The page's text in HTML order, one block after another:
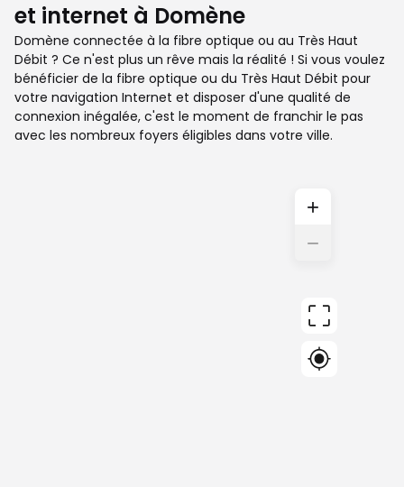
et internet à Domène
Domène connectée à la fibre optique ou au Très Haut
Débit ? Ce n'est plus un rêve mais la réalité ! Si vous voulez
bénéficier de la fibre optique ou du Très Haut Débit pour
votre navigation Internet et disposer d'une qualité de
connexion inégalée, c'est le moment de franchir le pas
avec les nombreux foyers éligibles dans votre ville.
+
−